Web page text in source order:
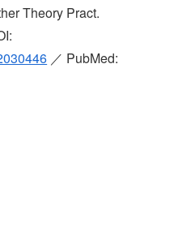
Theory Pract.
／ PubMed: